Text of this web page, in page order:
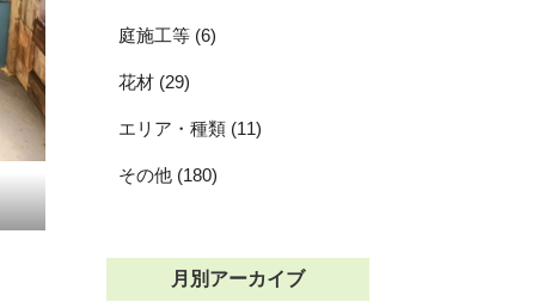
庭施工等 (6)
花材 (29)
エリア・種類 (11)
その他 (180)
月別アーカイブ